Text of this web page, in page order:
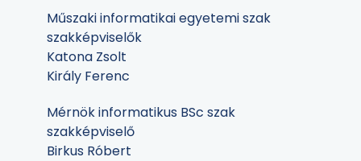
Műszaki informatikai egyetemi szak
szakképviselők
Katona Zsolt
Király Ferenc
Mérnök informatikus BSc szak
szakképviselő
Birkus Róbert